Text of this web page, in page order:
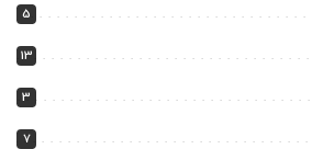
5
13
3
7